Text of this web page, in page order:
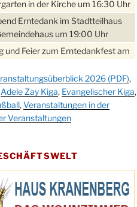
in der Kirche um 16:30 Uhr
Erntedank im Stadtteilhaus
um 19:00 Uhr
und Feier zum Erntedankfest am
im Stadtteilhaus
im Cafe XXS
Andacht um 18:00 Uhr in der
Gottesdienst in der
2026 (PDF),
Adele Zay Kiga, Evangelischer Kiga,
,Veranstaltungen in der
Veranstaltungen